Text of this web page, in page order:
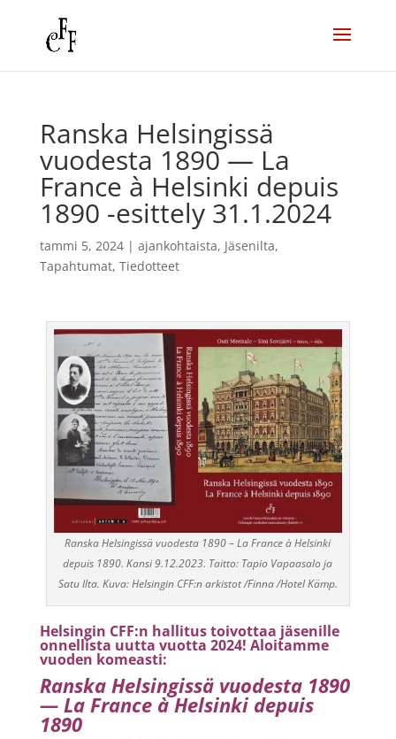
Ranska Helsingissä
vuodesta 1890 — La
France à Helsinki depuis
1890 -esittely 31.1.2024
tammi 5, 2024| ajankohtaista, Jäsenilta,
Tapahtumat, Tiedotteet
Ranska Helsingissä vuodesta 1890 – La France à Helsinki
depuis 1890. Kansi 9.12.2023. Taitto: Tapio Vapaasalo ja
Satu Ilta. Kuva: Helsingin CFF:n arkistot /Finna /Hotel Kämp.
Helsingin CFF:n hallitus toivottaa jäsenille
onnellista uutta vuotta 2024! Aloitamme
vuoden komeasti:
Ranska Helsingissä vuodesta 1890
— La France à Helsinki depuis
1890